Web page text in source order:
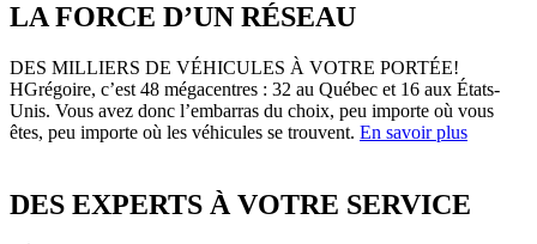
LA FORCE D’UN RÉSEAU
DES MILLIERS DE VÉHICULES À VOTRE PORTÉE!
HGrégoire, c’est 48 mégacentres : 32 au Québec et 16 aux États-
Unis. Vous avez donc l’embarras du choix, peu importe où vous
êtes, peu importe où les véhicules se trouvent. En savoir plus
DES EXPERTS À VOTRE SERVICE